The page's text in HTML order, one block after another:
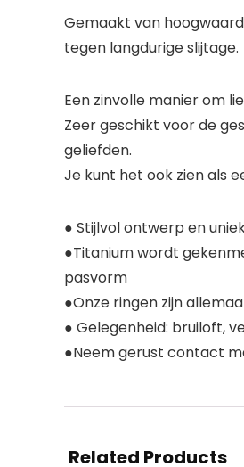
Gemaakt van
tegen langdurige slijtage.
Een zinvolle manier om
Zeer geschikt voor de
geliefden.
Je kunt het ook zien als
● Stijlvol ontwerp en
●Titanium wordt
pasvorm
●Onze ringen zijn
● Gelegenheid: bruiloft,
●Neem gerust contact
Related Products